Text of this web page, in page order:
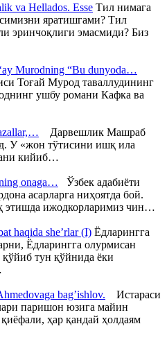
va Hellados. Esse Тил нимага
яратишгами? Тил
эринчоқлиги эмасмиди? Биз
Murodning “Bu dunyoda…
Тоғай Мурод таваллудининг
ушбу романи Кафка ва
Дарвешлик Машраб
У «жон тўтисини ишқ ила
кийиб…
onaga… Ўзбек адабиёти
асарларга ниҳоятда бой.
этишда ижодкорларимиз чин…
haqida she’rlar (I) Ёдларингга
Ёдларингга олурмисан
тун қўйнида ёки
bag’ishlov. Истараси
паришон юзига майин
ҳар қандай ҳолдаям